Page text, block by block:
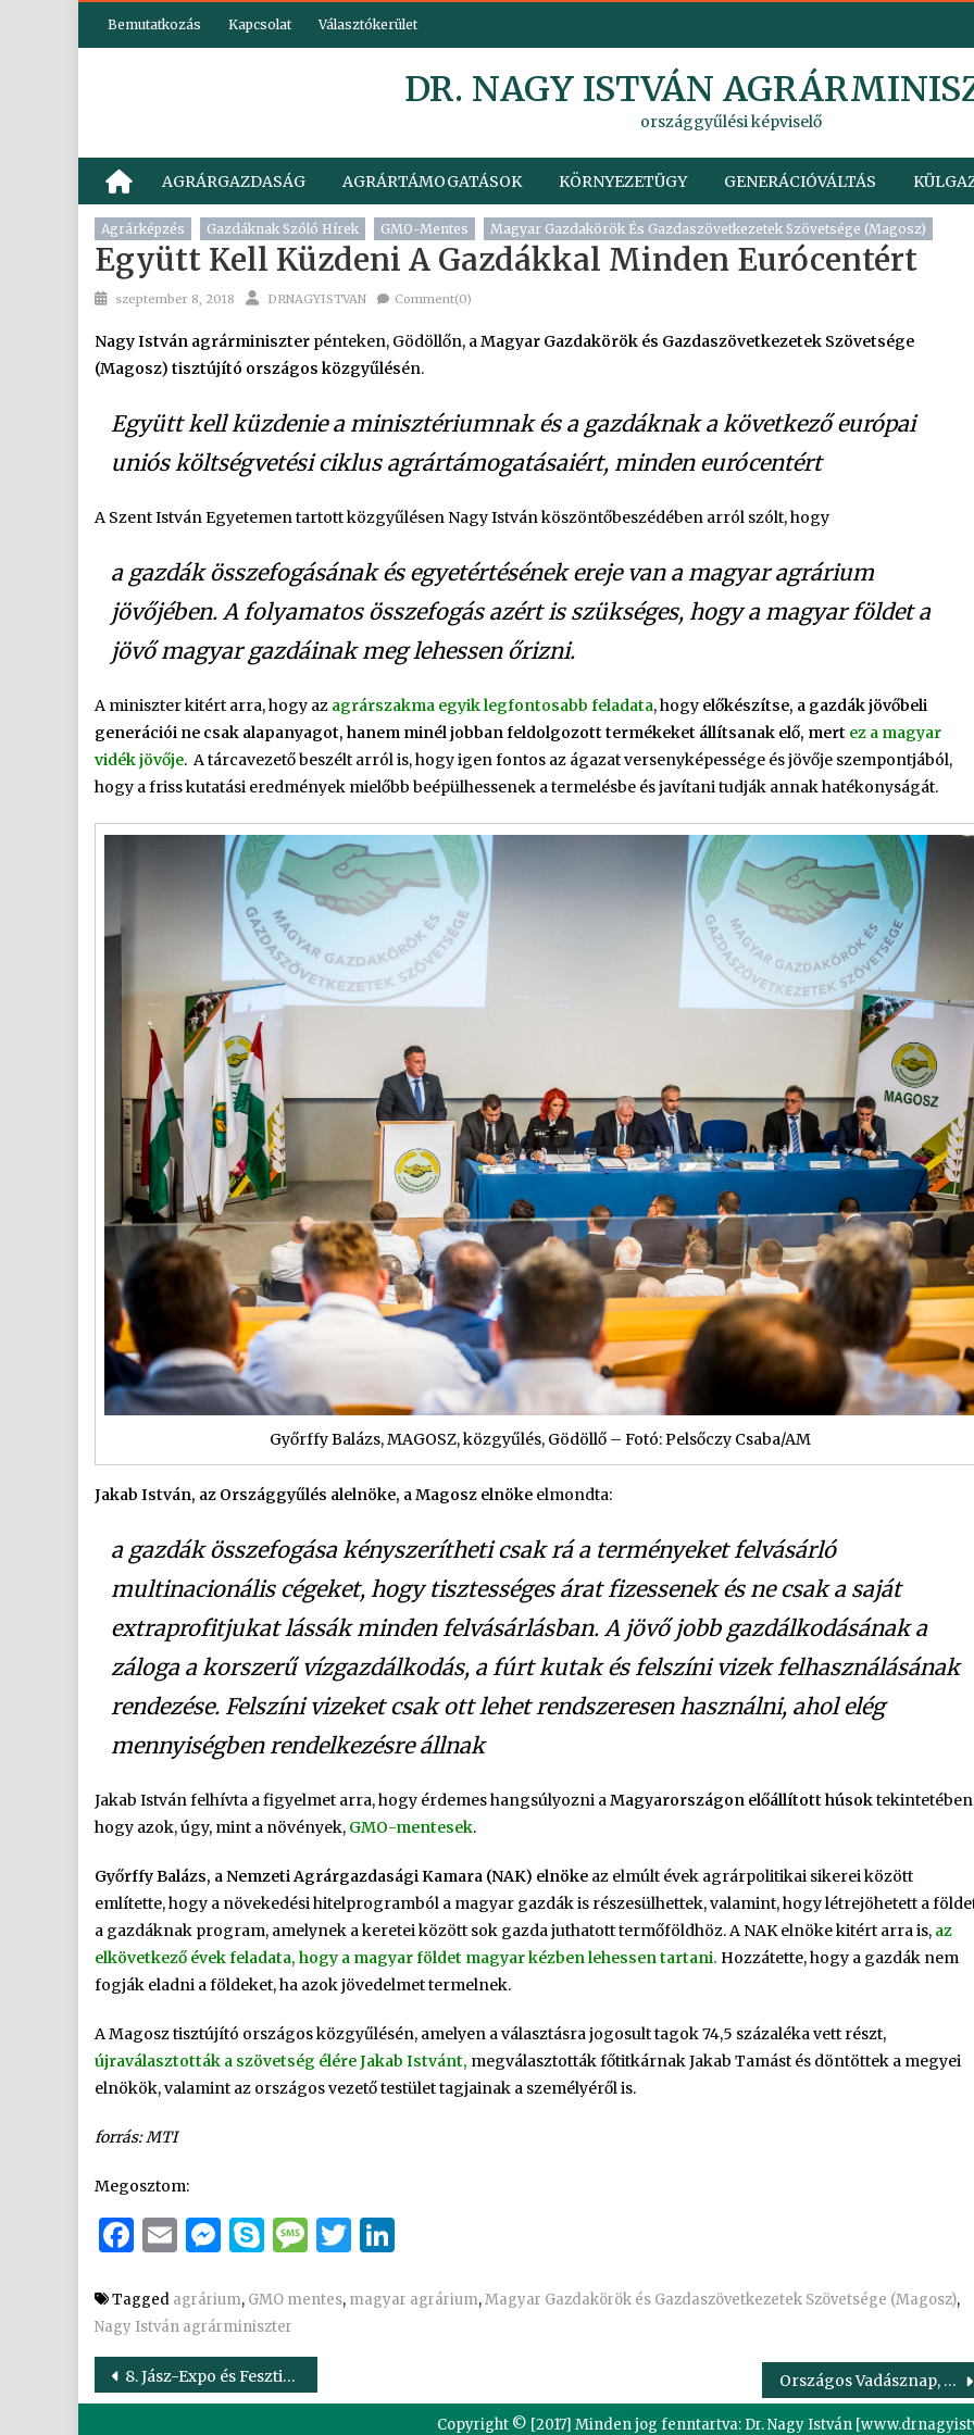
Bemutatkozás Kapcsolat Választókerület
DR. NAGY ISTVÁN
országgyűlési képviselő
AGRÁRGAZDASÁG AGRÁRTÁMOGATÁSOK KÖRNYEZETÜGY GENERÁCIÓVÁLTÁS
Agrárképzés Gazdáknak Szóló Hírek GMO-Mentes Magyar Gazdakörök És Gazdaszövetkezetek Szövetsége (Magosz)
Együtt Kell Küzdeni A Gazdákkal Minden Eurócentért
Posted
szeptember 8, 2018 Author
DRNAGYISTVAN Comment(0)
Nagy István agrárminiszter pénteken, Gödöllőn, aMagyar Gazdakörök és Gazdaszövetkezetek Szövetsége
(Magosz) tisztújító országos közgyűlésén.
Együtt kell küzdenie a minisztériumnak és a gazdáknak a következő európai
uniós költségvetési ciklus agrártámogatásaiért, minden eurócentért
A Szent István Egyetemen tartott közgyűlésen Nagy István köszöntőbeszédében arról szólt, hogy
a gazdák összefogásának és egyetértésének ereje van a magyar agrárium
jövőjében. A folyamatos összefogás azért is szükséges, hogy a magyar földet a
jövő magyar gazdáinak meg lehessen őrizni.
A miniszter kitért arra, hogy az agrárszakma egyik legfontosabb feladata, hogy előkészítse, a gazdák jövőbeli
generációi ne csak alapanyagot, hanem minél jobban feldolgozott termékeket állítsanak elő, mert ez a magyar
vidék jövője. A tárcavezető beszélt arról is, hogy igen fontos az ágazat versenyképessége és jövője szempontjából,
hogy a friss kutatási eredmények mielőbb beépülhessenek a termelésbe és javítani tudják annak hatékonyságát.
Győrffy Balázs, MAGOSZ, közgyűlés, Gödöllő – Fotó: Pelsőczy Csaba/AM
Jakab István, az Országgyűlés alelnöke, a Magosz elnöke elmondta:
a gazdák összefogása kényszerítheti csak rá a terményeket felvásárló
multinacionális cégeket, hogy tisztességes árat fizessenek és ne csak a saját
extraprofitjukat lássák minden felvásárlásban. A jövő jobb gazdálkodásának a
záloga a korszerű vízgazdálkodás, a fúrt kutak és felszíni vizek felhasználásának
rendezése. Felszíni vizeket csak ott lehet rendszeresen használni, ahol elég
mennyiségben rendelkezésre állnak
Jakab István felhívta a figyelmet arra, hogy érdemes hangsúlyozni aMagyarországon előállított húsok
hogy azok, úgy, mint a növények, GMO-mentesek.
Győrffy Balázs, a Nemzeti Agrárgazdasági Kamara (NAK) elnöke az elmúlt évek agrárpolitikai sikerei között
említette, hogy a növekedési hitelprogramból a magyar gazdák is részesülhettek, valamint, hogy létrejöhetett a
a gazdáknak program, amelynek a keretei között sok gazda juthatott termőföldhöz. A NAK elnöke kitért arra is, az
elkövetkező évek feladata, hogy a magyar földet magyar kézben lehessen tartani. Hozzátette, hogy a gazdák nem
fogják eladni a földeket, ha azok jövedelmet termelnek.
A Magosz tisztújító országos közgyűlésén, amelyen a választásra jogosult tagok 74,5 százaléka vett részt,
újraválasztották a szövetség élére Jakab Istvánt, megválasztották főtitkárnak Jakab Tamást és döntöttek a megyei
elnökök, valamint az országos vezető testület tagjainak a személyéről is.
forrás: MTI
Megosztom:
Facebook
EmailMessenger
Skype
Message
Twitter
Tagged agrárium, GMO mentes, magyar agrárium,Magyar Gazdakörök és Gazdaszövetkezetek Szövetsége (Magosz),
Nagy István agrárminiszter
Bejegyzés
8. Jász-Expo és Fesztivál Jászberényben – képgaléria Országos Vadásznap, Putnok – képgaléria
Copyright © [2017] Minden jog fenntartva: Dr. Nagy István